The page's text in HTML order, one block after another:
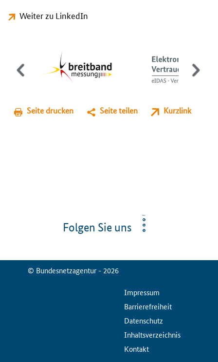
Weiter zu LinkedIn
Seite drucken Seite teilen Kurzlink
Folgen Sie uns
© Bundesnetzagentur - 2026
ServiceMenuImpressum
Barrierefreiheit
Datenschutz
Inhaltsverzeichnis
Kontakt